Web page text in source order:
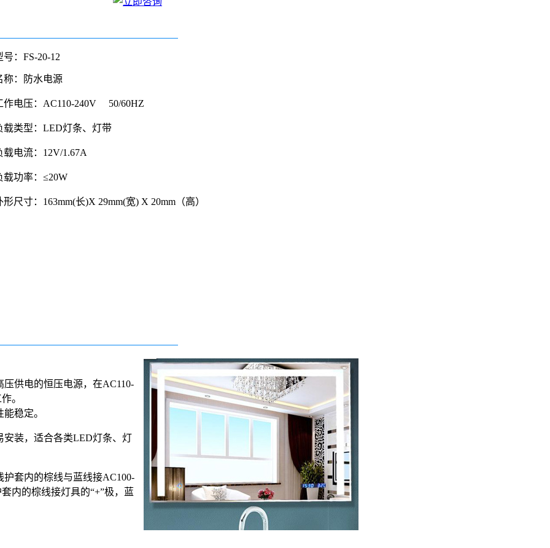
号：FS-20-12
称：防水电源
作电压：AC110-240V 50/60HZ
载类型：LED灯条、灯带
载电流：12V/1.67A
载功率：≤20W
形尺寸：163mm(长)X 29mm(宽) X 20mm（高）
压供电的恒压电源，在AC110-
。
稳定。
安装，适合各类LED灯条、灯
护套内的棕线与蓝线接AC100-
内的棕线接灯具的“+”极，蓝